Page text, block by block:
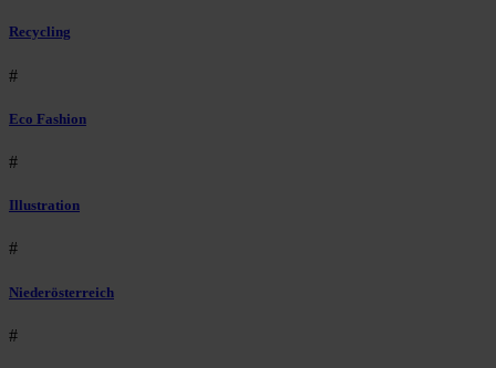
Recycling
#
Eco Fashion
#
Illustration
#
Niederösterreich
#